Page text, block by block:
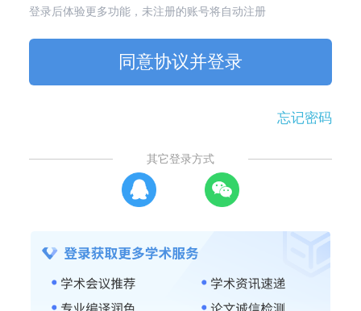
登录后体验更多功能，未注册的账号将自动注册
同意协议并登录
忘记密码
其它登录方式